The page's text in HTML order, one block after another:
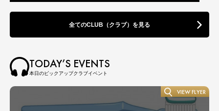
全てのCLUB（クラブ）を見る
TODAY’S EVENTS
本日のピックアップクラブイベント
VIEW FLYER